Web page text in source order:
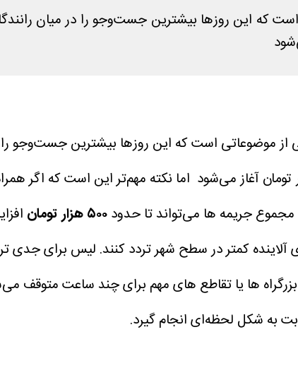
سال ۱۴۰۴ یکی از موضوعاتی است که این روزها بیشترین جست‌وجو
طرح زوج و فرد در تهران سال ۱۴۰۴ یکی از موضوعاتی است که این
اما نکته مهم‌تر این است که اگر
مجموع جریمه‌ ها می‌تواند تا حدود۵۰۰ هزار تومان
کمتر در سطح شهر تردد کنند. لیس برای جدی‌
ها یا تقاطع‌ های مهم برای چند ساعت متوقف
به شکل لحظه‌ای انجام گیرد.